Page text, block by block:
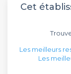
Cet
Les meilleurs
Les